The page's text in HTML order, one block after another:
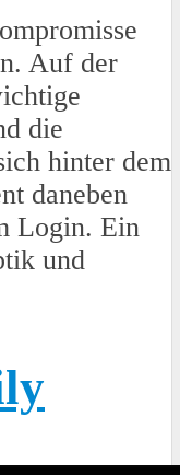
Auf der
die
hinter dem
daneben
Login. Ein
und